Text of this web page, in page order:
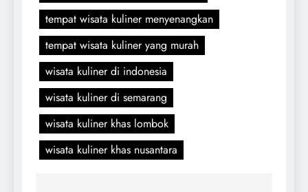
tempat wisata kuliner menyenangkan
tempat wisata kuliner yang murah
wisata kuliner di indonesia
wisata kuliner di semarang
wisata kuliner khas lombok
wisata kuliner khas nusantara